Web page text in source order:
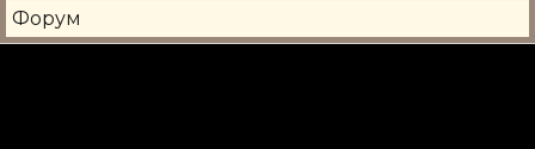
Форум